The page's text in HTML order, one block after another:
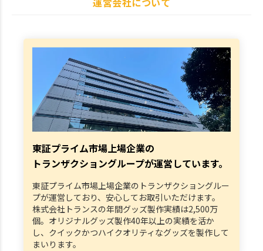
東証プライム市場上場企業の
トランザクショングループが運営しています。
東証プライム市場上場企業のトランザクショングルー
プが運営しており、安心してお取引いただけます。
株式会社トランスの年間グッズ製作実績は2,500万
個。オリジナルグッズ製作40年以上の実績を活か
し、クイックかつハイクオリティなグッズを製作して
まいります。